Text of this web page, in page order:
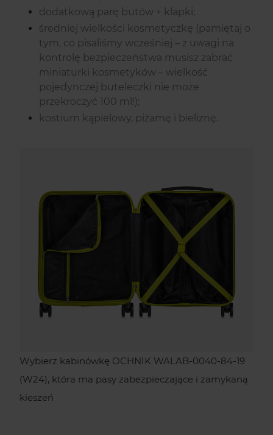
dodatkową parę butów + klapki;
średniej wielkości kosmetyczkę (pamiętaj o
tym, co pisaliśmy wcześniej – z uwagi na
kontrolę bezpieczeństwa musisz zabrać
miniaturki kosmetyków – wielkość
pojedynczej buteleczki nie może
przekroczyć 100 ml!);
kostium kąpielowy, piżamę i bieliznę.
Wybierz kabinówkę OCHNIK WALAB-0040-84-19
(W24), która ma pasy zabezpieczające i zamykaną
kieszeń